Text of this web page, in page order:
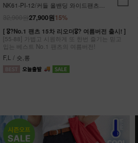
NK61-PI-12/커들 올밴딩 와이드팬츠
15%
27,900원
[ 🎖?No.1 팬츠 15차 리오더🎖? 여름버전 출시! ]
[55-88] 가볍고 시원하게 또 한번 즐기는 믿고
입는 베스트 No.1 팬츠의 여름버전!
F,L / 숏,롱